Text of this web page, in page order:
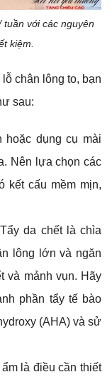
với các nguyên
kiệm.
chân lông to, bạn
sau:
hoặc dụng cụ mài
Nên lựa chọn các
kết cấu mềm mịn,
Tẩy da chết là chìa
lông lớn và ngăn
và mảnh vụn. Hãy
phần tẩy tế bào
(AHA) và sử
là điều cần thiết